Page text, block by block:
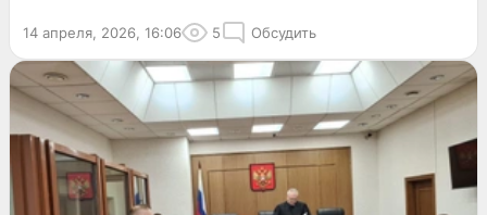
14 апреля, 2026, 16:06 5 Обсудить